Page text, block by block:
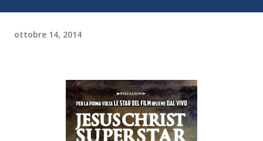
ottobre 14, 2014